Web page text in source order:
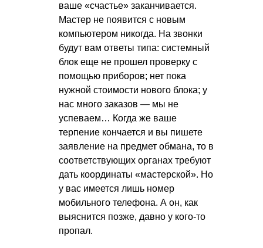
ваше «счастье» заканчивается.
Мастер не появится с новым
компьютером никогда. На звонки
будут вам ответы типа: системный
блок еще не прошел проверку с
помощью приборов; нет пока
нужной стоимости нового блока; у
нас много заказов — мы не
успеваем… Когда же ваше
терпение кончается и вы пишете
заявление на предмет обмана, то в
соответствующих органах требуют
дать координаты «мастерской». Но
у вас имеется лишь номер
мобильного телефона. А он, как
выяснится позже, давно у кого-то
пропал.